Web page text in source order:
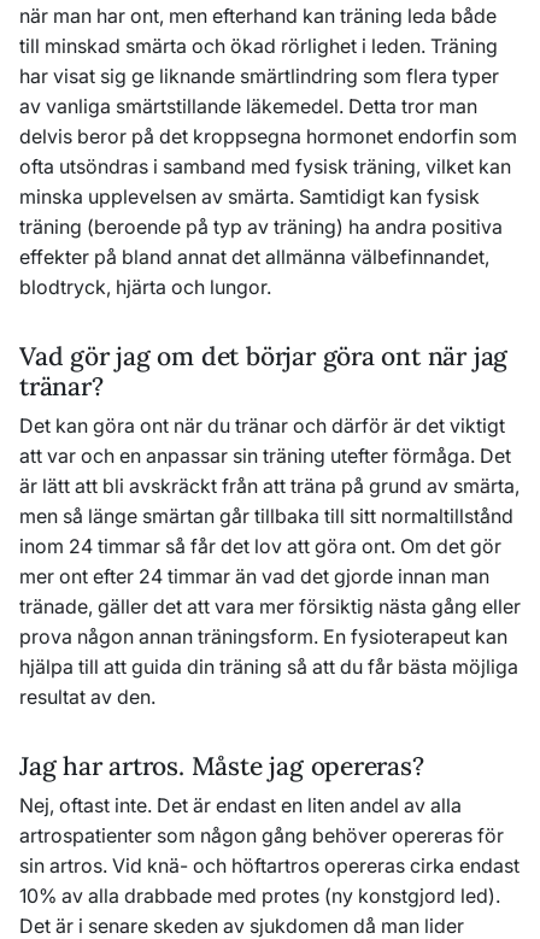
när man har ont, men efterhand kan träning leda både
till minskad smärta och ökad rörlighet i leden. Träning
har visat sig ge liknande smärtlindring som flera typer
av vanliga smärtstillande läkemedel. Detta tror man
delvis beror på det kroppsegna hormonet endorfin som
ofta utsöndras i samband med fysisk träning, vilket kan
minska upplevelsen av smärta. Samtidigt kan fysisk
träning (beroende på typ av träning) ha andra positiva
effekter på bland annat det allmänna välbefinnandet,
blodtryck, hjärta och lungor.
Vad gör jag om det börjar göra ont när jag
tränar?
Det kan göra ont när du tränar och därför är det viktigt
att var och en anpassar sin träning utefter förmåga. Det
är lätt att bli avskräckt från att träna på grund av smärta,
men så länge smärtan går tillbaka till sitt normaltillstånd
inom 24 timmar så får det lov att göra ont. Om det gör
mer ont efter 24 timmar än vad det gjorde innan man
tränade, gäller det att vara mer försiktig nästa gång eller
prova någon annan träningsform. En fysioterapeut kan
hjälpa till att guida din träning så att du får bästa möjliga
resultat av den.
Jag har artros. Måste jag opereras?
Nej, oftast inte. Det är endast en liten andel av alla
artrospatienter som någon gång behöver opereras för
sin artros. Vid knä- och höftartros opereras cirka endast
10% av alla drabbade med protes (ny konstgjord led).
Det är i senare skeden av sjukdomen då man lider